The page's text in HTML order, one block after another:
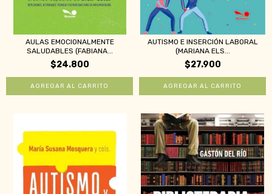
AULAS EMOCIONALMENTE
SALUDABLES (FABIANA...
$24.800
AUTISMO E INSERCIÓN LABORAL
(MARIANA ELS...
$27.900